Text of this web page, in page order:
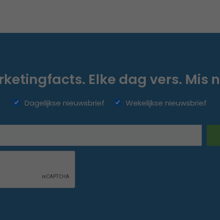
Elke dag vers. Mis
Dagelijkse nieuwsbrief Wekelijkse nieuwsbrief